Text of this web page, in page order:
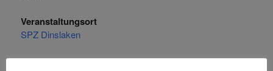
Veranstaltungsort
SPZ Dinslaken
Kategorien